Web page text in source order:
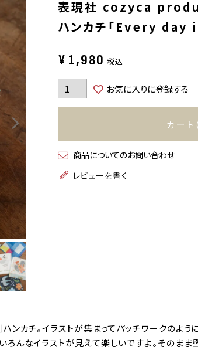
表現社 cozyca
ハンカチ「Every day
¥ 1,980 税込
お気に入りに登録する
カート
商品についてのお問い合わせ
レビューを書く
ンカチ。イラストが集まってパッチワークのよう
んなイラストが見えて楽しいですよ。そのまま